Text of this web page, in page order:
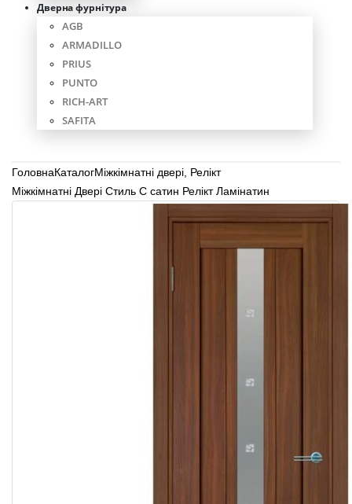
Дверна фурнітура
AGB
ARMADILLO
PRIUS
PUNTO
RICH-ART
SAFITA
ГоловнаКаталогМіжкімнатні двері Релікт
Міжкімнатні Двері Стиль С сатин Релікт Ламінатин